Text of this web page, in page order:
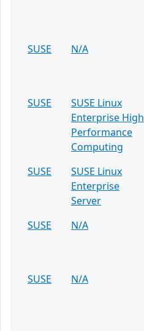
SUSE
N/A
SUSE
SUSE Linux
Enterprise High
Performance
Computing
SUSE
SUSE Linux
Enterprise
Server
SUSE
N/A
SUSE
N/A